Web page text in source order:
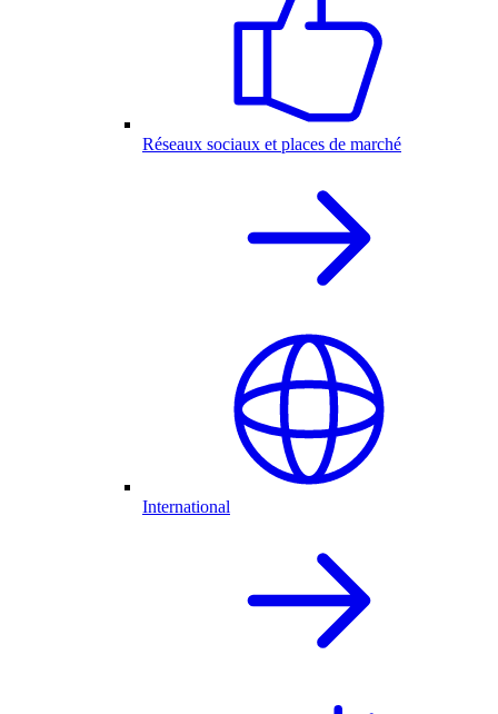
Réseaux sociaux et places de marché
International